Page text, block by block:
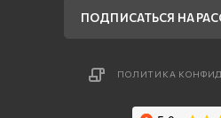
ПОДПИСАТЬСЯ НА
ПОЛИТИКА